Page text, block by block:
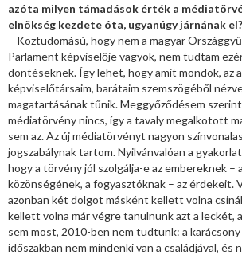
azóta milyen támadások érték a
elnökség kezdete óta, ugyanúgy járnának el?
– Köztudomású, hogy nem a magyar
Parlament képviselője vagyok, nem tudtam
döntéseknek. Így lehet, hogy amit mondok, az
képviselőtársaim, barátaim szemszögéből
magatartásának tűnik. Meggyőződésem
médiatörvény nincs, így a tavaly megalkotott
sem az. Az új médiatörvényt nagyon
jogszabálynak tartom. Nyilvánvalóan a
hogy a törvény jól szolgálja-e az embereknek –
közönségének, a fogyasztóknak – az érdekeit.
azonban két dolgot másként kellett volna
kellett volna már végre tanulnunk azt a leckét,
sem most, 2010-ben nem tudtunk: a
időszakban nem mindenki van a családjával, és